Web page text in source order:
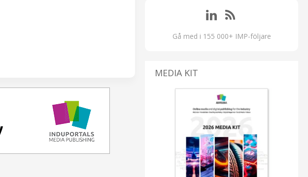
Gå med i 155 000+ IMP-följare
MEDIA KIT